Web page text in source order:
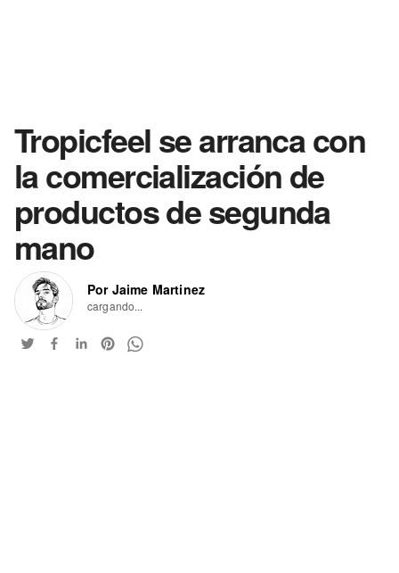
Tropicfeel se arranca con
la comercialización de
productos de segunda
mano
Por Jaime Martinez
cargando...